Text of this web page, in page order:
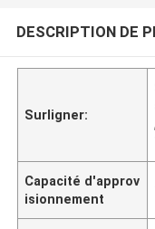
DESCRIPTION DE
Surligner:
,
Capacité d'approv
isionnement